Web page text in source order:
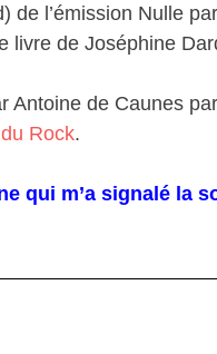
de l’émission Nulle
livre de Joséphine
Antoine de Caunes
Rock.
qui m’a signalé la